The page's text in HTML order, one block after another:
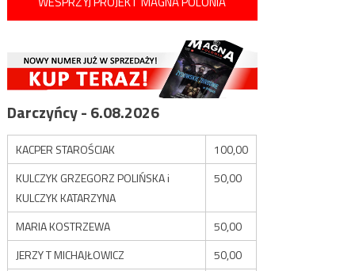
Darczyńcy - 6.08.2026
KACPER STAROŚCIAK
100,00
KULCZYK GRZEGORZ POLIŃSKA i
KULCZYK KATARZYNA
50,00
MARIA KOSTRZEWA
50,00
JERZY T MICHAJŁOWICZ
50,00